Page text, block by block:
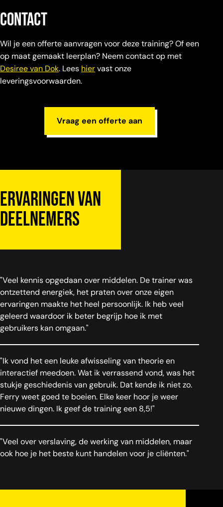
contact
Wil je een offerte aanvragen voor deze training? Of een
op maat gemaakt leerplan? Neem contact op met
Desiree van Dok. Lees hiervast onze
leveringsvoorwaarden.
Vraag een offerte aan
Ervaringen van
deelnemers
"Veel kennis opgedaan over middelen. De trainer was
ontzettend energiek, het praten over onze eigen
ervaringen maakte het heel persoonlijk. Ik heb veel
geleerd waardoor ik beter begrijp hoe ik met
gebruikers kan omgaan."
"Ik vond het een leuke afwisseling van theorie en
interactief meedoen. Wat ik verrassend vond, was het
stukje geschiedenis van gebruik. Dat kende ik niet zo.
Ferry weet goed te boeien. Elke keer hoor je weer
nieuwe dingen. Ik geef de training een 8,5!"
"Veel over verslaving, de werking van middelen, maar
ook hoe je het beste kunt handelen voor je cliënten."